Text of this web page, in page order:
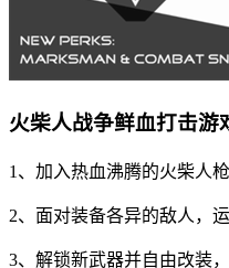
火柴人战争鲜血打击游
1、加入热血沸腾的火柴人
2、面对装备各异的敌人，
3、解锁新武器并自由改装